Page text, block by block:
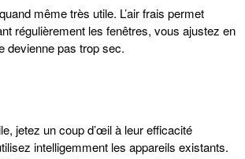
même très utile. L’air frais permet
régulièrement les fenêtres, vous ajustez en
devienne pas trop sec.
jetez un coup d’œil à leur efficacité
intelligemment les appareils existants.